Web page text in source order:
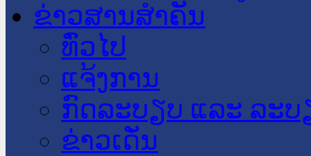
ຂ່າວສານສໍາຄັນ
​ທົ່ວ​ໄປ
ແຈ້ງການ
ກົດລະບຽບ ແລະ ລະບ
ຂ່າວເດັ່ນ